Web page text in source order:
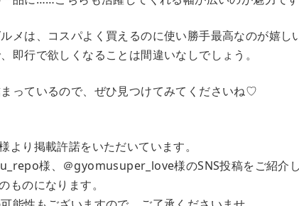
メは、コスパよく買えるのに使い勝手最高なのが嬉し
即行で欲しくなることは間違いなしでしょう。
っているので、ぜひ見つけてみてくださいね♡
より掲載許諾をいただいています。
様、＠gyomusuper_love様のSNS投稿をご紹介し
ものになります。